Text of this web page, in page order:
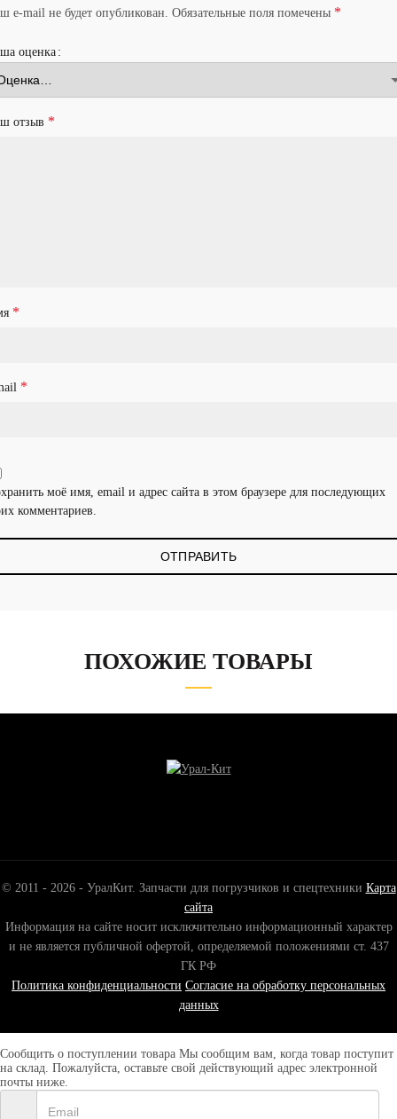
e-mail не будет опубликован. Обязательные поля помечены *
оценка
отзыв *
*
*
моё имя, email и адрес сайта в этом браузере для последующих
комментариев.
ПОХОЖИЕ ТОВАРЫ
© 2011 - 2026 - УралКит. Запчасти для погрузчиков и спецтехники Карта
сайта
Информация на сайте носит исключительно информационный характер
и не является публичной офертой, определяемой положениями ст. 437
ГК РФ
Политика конфиденциальности Согласие на обработку персональных
данных
Сообщить о поступлении товара Мы сообщим вам, когда товар поступит
на склад. Пожалуйста, оставьте свой действующий адрес электронной
почты ниже.